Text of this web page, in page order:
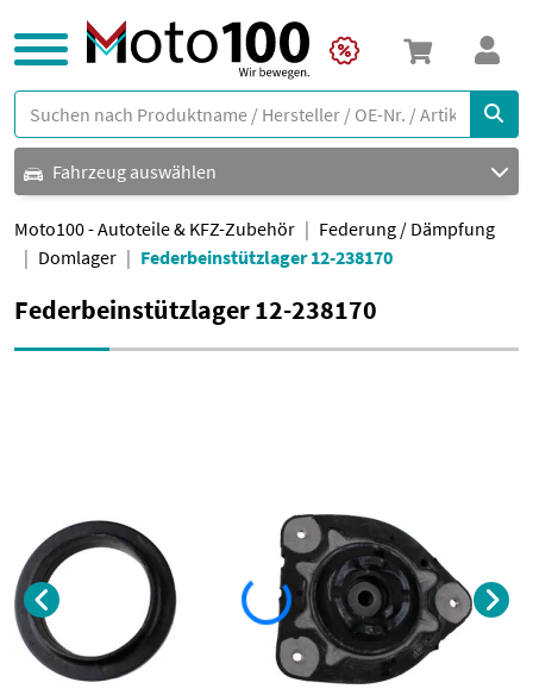
Fahrzeug auswählen
Moto100 - Autoteile & KFZ-Zubehör
Federung / Dämpfung
Domlager
Federbeinstützlager 12-238170
Federbeinstützlager 12-238170